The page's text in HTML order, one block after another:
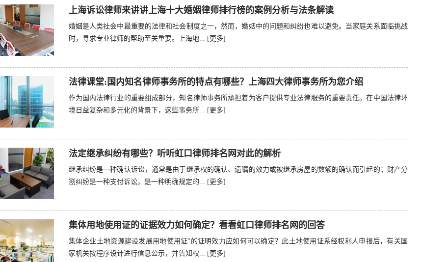
上海诉讼律师来讲讲上海十大婚姻律师排行榜的案例分析与法条解读
婚姻是人类社会中最重要的法律和社会制度之一，然而，婚姻中的问题和纠纷也难以避免。当家庭关系面临挑战
时，寻求专业律师的帮助至关重要。上海地... [更多]
法律课堂:国内知名律师事务所的特点有哪些？上海四大律师事务所为您介绍
作为国内法律行业的重要组成部分，知名律师事务所承担着为客户提供专业法律服务的重要责任。在中国法律环
境日益复杂和多元化的背景下，这些事务所...
[更多]
法定继承纠纷有哪些？听听虹口律师排名网对此的解析
继承纠纷是一种确认诉讼，通常是由于继承权的确认、遗嘱的效力或被继承房屋的数额的确认而引起的；财产分
割纠纷是一种支付诉讼，是一种明确规定的... [更多]
集体用地使用证的证据效力如何确定？看看虹口律师排名网的回答
集体企业土地资源建设发展用地使用证”的证明效力应如何可以确定？此土地使用证系经权利人申报后，有关国
家机关按程序设计进行信息公示，并告知权... [更多]